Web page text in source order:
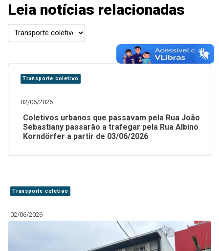
Leia notícias relacionadas
Transporte coletivo
02/06/2026
Coletivos urbanos que passavam pela Rua João
Sebastiany passarão a trafegar pela Rua Albino
Korndörfer a partir de 03/06/2026
Transporte coletivo
02/06/2026